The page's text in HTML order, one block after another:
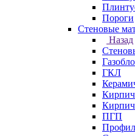
Пороги
Стеновые
Назад
ГКЛ
ПГП